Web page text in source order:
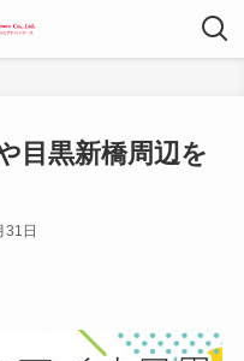
目黒新橋周辺を
31日